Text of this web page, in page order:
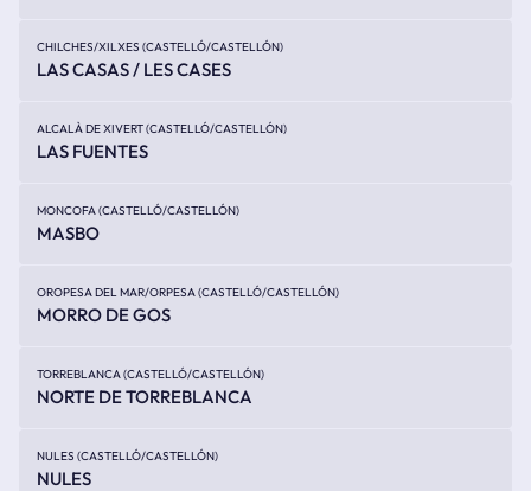
CHILCHES/XILXES (CASTELLÓ/CASTELLÓN)
LAS CASAS / LES CASES
ALCALÀ DE XIVERT (CASTELLÓ/CASTELLÓN)
LAS FUENTES
MONCOFA (CASTELLÓ/CASTELLÓN)
MASBO
OROPESA DEL MAR/ORPESA (CASTELLÓ/CASTELLÓN)
MORRO DE GOS
TORREBLANCA (CASTELLÓ/CASTELLÓN)
NORTE DE TORREBLANCA
NULES (CASTELLÓ/CASTELLÓN)
NULES